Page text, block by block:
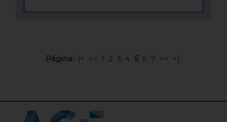
Página: |< << 1 2 3 4 5 6 7 >> >|